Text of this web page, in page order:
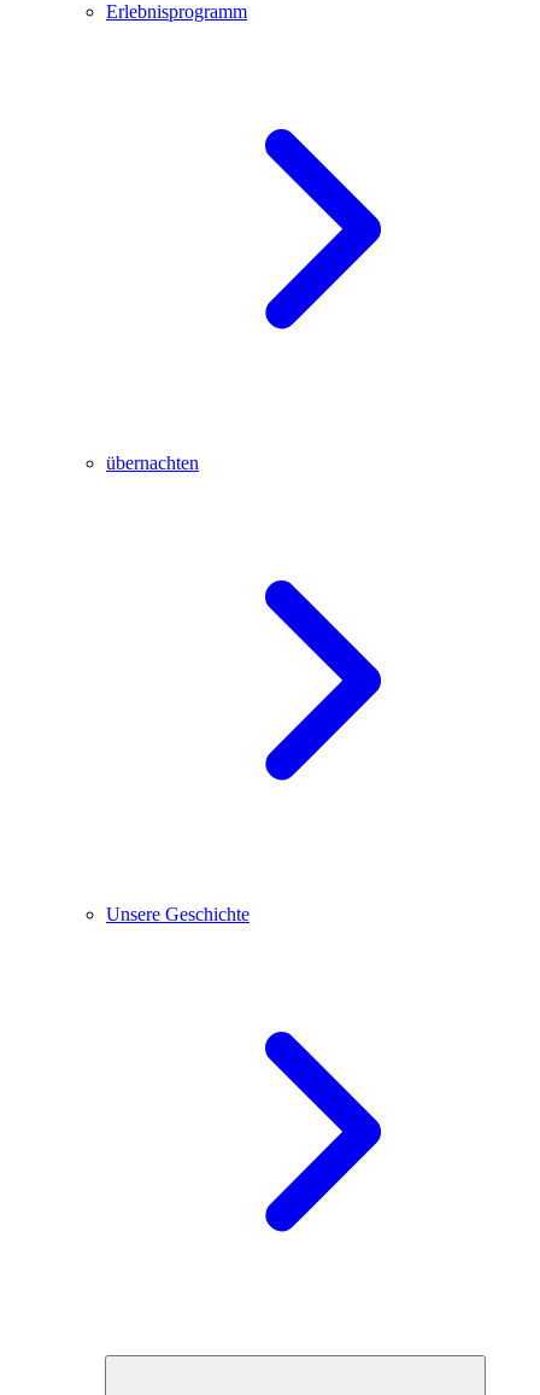
Erlebnisprogramm
übernachten
Unsere Geschichte